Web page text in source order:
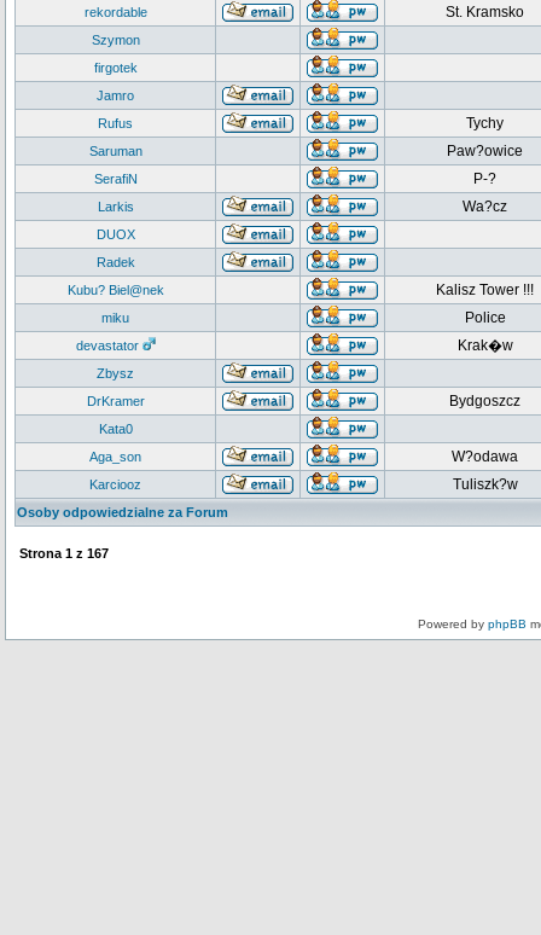
rekordable
St. Kramsko
Szymon
firgotek
Jamro
Rufus
Tychy
Saruman Paw?owice
SerafiN P-?
Larkis Wa?cz
DUOX
Radek
Kubu? Biel@nek
Kalisz Tower !!!
miku Police
devastator Krak�w
Zbysz
DrKramer
Bydgoszcz
Kata0
Aga_son
W?odawa
Karciooz Tuliszk?w
Osoby odpowiedzialne za Forum
Strona 1 z 167
Powered by phpBB